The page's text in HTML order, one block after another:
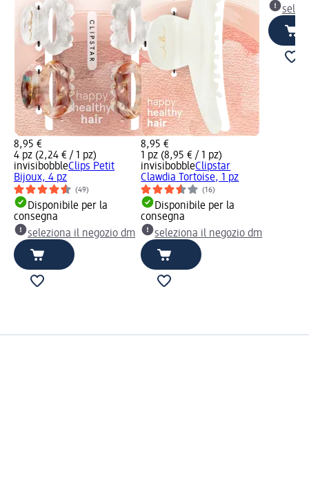
8,95 €
4 pz (2,24 € / 1 pz)
invisibobbleClips Petit
Bijoux, 4 pz
(49)
Disponibile per la
consegna
seleziona il negozio dm
8,95 €
1 pz (8,95 € / 1 pz)
invisibobbleClipstar
Clawdia Tortoise, 1 pz
(16)
Disponibile per la
consegna
seleziona il negozio dm